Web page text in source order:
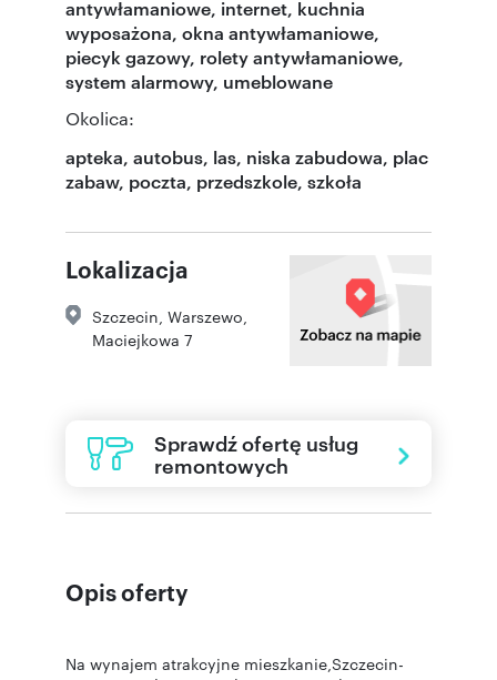
antywłamaniowe, internet, kuchnia
wyposażona, okna antywłamaniowe,
piecyk gazowy, rolety antywłamaniowe,
system alarmowy, umeblowane
Okolica:
apteka, autobus, las, niska zabudowa, plac
zabaw, poczta, przedszkole, szkoła
Lokalizacja
Szczecin Warszewo
Maciejkowa 7
Sprawdź ofertę usług
remontowych
Opis oferty
Na wynajem atrakcyjne mieszkanie,Szczecin-